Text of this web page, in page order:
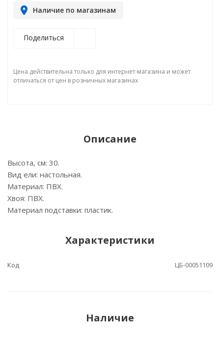
Наличие по магазинам
Поделиться
Цена действительна только для интернет-магазина и может
отличаться от цен в розничных магазинах
Описание
Высота, см: 30.
Вид ели: настольная.
Материал: ПВХ.
Хвоя: ПВХ.
Материал подставки: пластик.
Характеристики
Код ЦБ-00051109
Наличие